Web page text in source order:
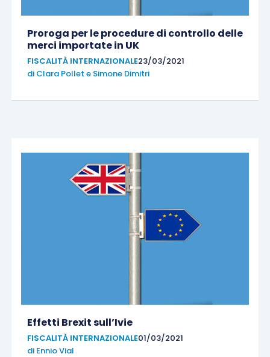
Proroga per le procedure di controllo delle
merci importate in UK
FISCALITÀ INTERNAZIONALE23/03/2021
di Clara Pollet e Simone Dimitri
Effetti Brexit sull’Ivie
FISCALITÀ INTERNAZIONALE01/03/2021
di Ennio Vial